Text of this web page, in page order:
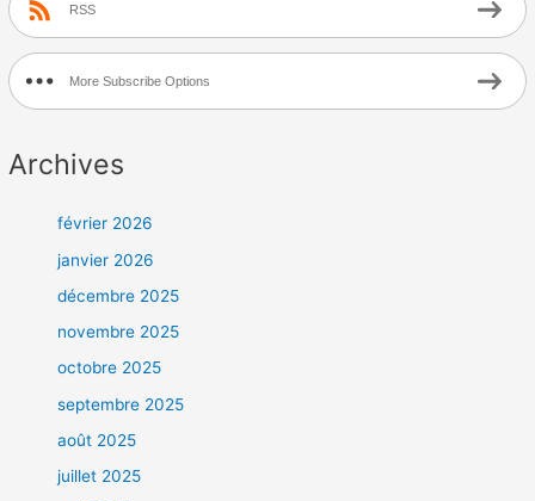
RSS
More Subscribe Options
Archives
février 2026
janvier 2026
décembre 2025
novembre 2025
octobre 2025
septembre 2025
août 2025
juillet 2025